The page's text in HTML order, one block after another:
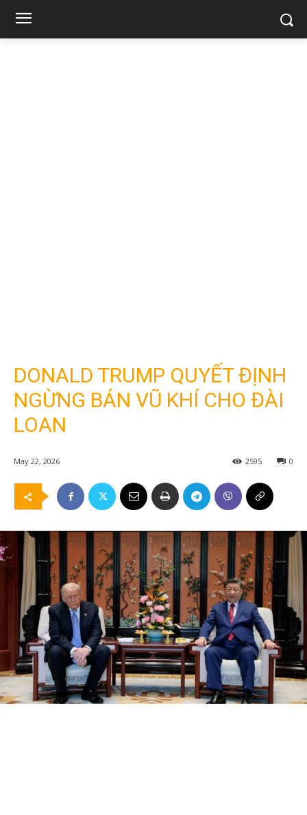
DONALD TRUMP QUYẾT ĐỊNH
NGỪNG BÁN VŨ KHÍ CHO ĐÀI
LOAN
May 22, 2026 0
2595